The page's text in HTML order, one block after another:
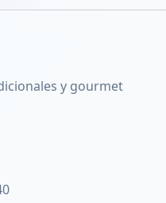
y gourmet